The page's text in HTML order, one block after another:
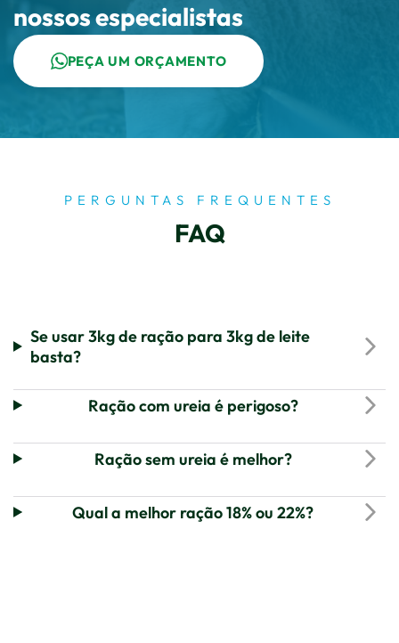
nossos especialistas
PEÇA UM ORÇAMENTO
PERGUNTAS FREQUENTES
FAQ
Se usar 3kg de ração para 3kg de leite
basta?
Ração com ureia é perigoso?
Ração sem ureia é melhor?
Qual a melhor ração 18% ou 22%?